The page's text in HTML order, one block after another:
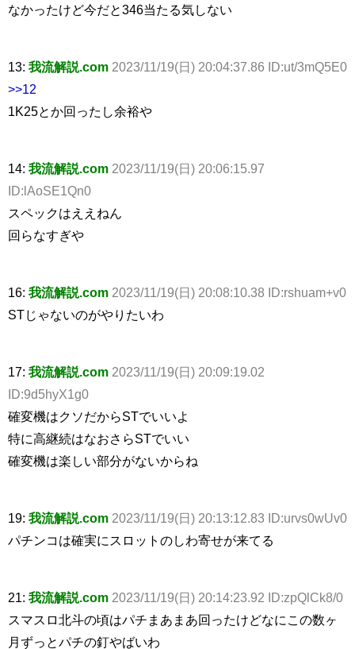
なかったけど今だと346当たる気しない
13: 我流解説.com 2023/11/19(日) 20:04:37.86 ID:ut/3mQ5E0
>>12
1K25とか回ったし余裕や
14: 我流解説.com 2023/11/19(日) 20:06:15.97
ID:lAoSE1Qn0
スペックはええねん
回らなすぎや
16: 我流解説.com 2023/11/19(日) 20:08:10.38 ID:rshuam+v0
STじゃないのがやりたいわ
17: 我流解説.com 2023/11/19(日) 20:09:19.02
ID:9d5hyX1g0
確変機はクソだからSTでいいよ
特に高継続はなおさらSTでいい
確変機は楽しい部分がないからね
19: 我流解説.com 2023/11/19(日) 20:13:12.83 ID:urvs0wUv0
パチンコは確実にスロットのしわ寄せが来てる
21: 我流解説.com 2023/11/19(日) 20:14:23.92 ID:zpQlCk8/0
スマスロ北斗の頃はパチまあまあ回ったけどなにこの数ヶ
月ずっとパチの釘やばいわ